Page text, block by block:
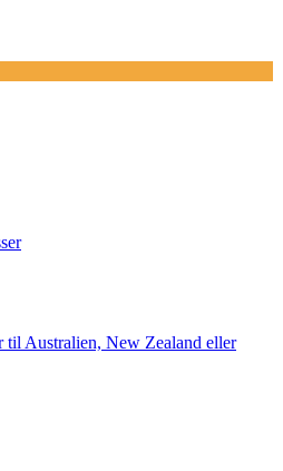
til Australien, New Zealand eller